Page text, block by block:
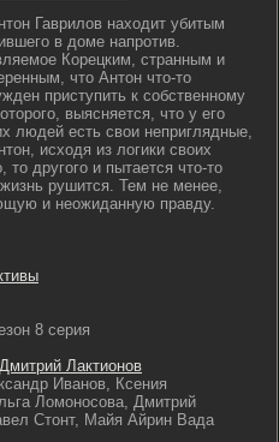
Гаврилов находит убитым
в доме напротив.
Корецким, странным и
что Антон что-то
приступить к собственному
выясняется, что у его
людей есть свои неприглядные,
исходя из логики своих
то другого и пытается что-то
рушится. Тем не менее,
и неожиданную правду.
8 серия
Дмитрий Лактионов
Иванов, Ксения
Ломоносова, Дмитрий
Стонт, Майя Айрин Вада